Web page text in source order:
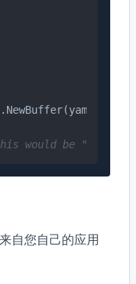
would be "steve"
自您自己的应用